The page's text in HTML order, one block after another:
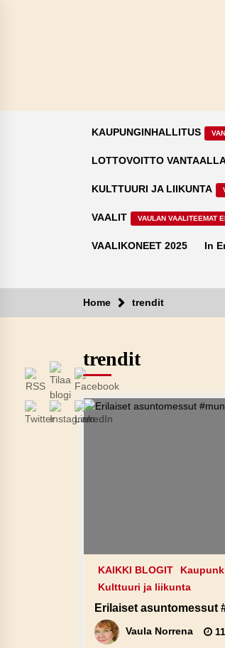
KAUPUNGINHALLITUS
LOTTOVOITTO
KULTTUURI JA LIIKUNTA
VAALIT VAULAN VAALITEEMAT
VAALIKONEET 2025 In
Home trendit
trendit
KAIKKI BLOGIT
Kulttuuri ja liikunta
Erilaiset asuntomessut
Vaula Norrena